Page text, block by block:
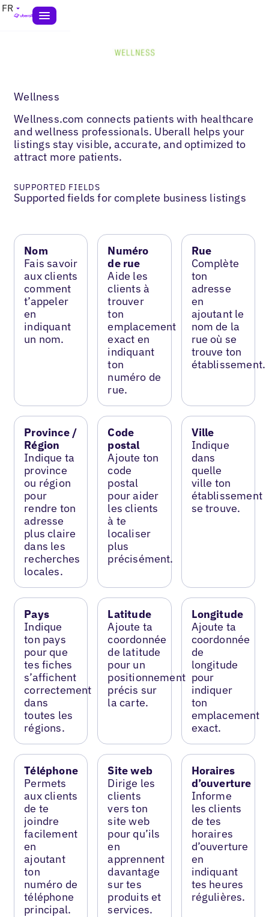
FR
Wellness
Wellness.com connects patients with healthcare
and wellness professionals. Uberall helps your
listings stay visible, accurate, and optimized to
attract more patients.
SUPPORTED FIELDS
Supported fields for complete business listings
Nom
Fais savoir
aux clients
comment
t’appeler
en
indiquant
un nom.
Numéro
de rue
Aide les
clients à
trouver
ton
emplacement
exact en
indiquant
ton
numéro de
rue.
Rue
Complète
ton
adresse
en
ajoutant le
nom de la
rue où se
trouve ton
établissement.
Province /
Région
Indique ta
province
ou région
pour
rendre ton
adresse
plus claire
dans les
recherches
locales.
Code
postal
Ajoute ton
code
postal
pour aider
les clients
à te
localiser
plus
précisément.
Ville
Indique
dans
quelle
ville ton
établissement
se trouve.
Pays
Indique
ton pays
pour que
tes fiches
s’affichent
correctement
dans
toutes les
régions.
Latitude
Ajoute ta
coordonnée
de latitude
pour un
positionnement
précis sur
la carte.
Longitude
Ajoute ta
coordonnée
de
longitude
pour
indiquer
ton
emplacement
exact.
Téléphone
Permets
aux clients
de te
joindre
facilement
en
ajoutant
ton
numéro de
téléphone
principal.
Site web
Dirige les
clients
vers ton
site web
pour qu’ils
en
apprennent
davantage
sur tes
produits et
services.
Horaires
d’ouverture
Informe
les clients
de tes
horaires
d’ouverture
en
indiquant
tes heures
régulières.